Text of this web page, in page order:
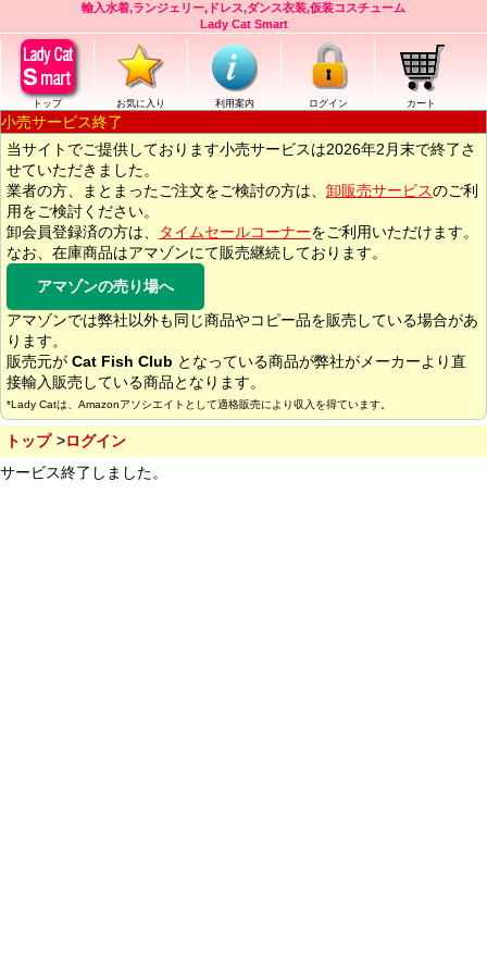
輸入水着,ランジェリー,ドレス,ダンス衣装,仮装コスチューム
Lady Cat Smart
トップ お気に入り 利用案内 ログイン カート
小売サービス終了
当サイトでご提供しております小売サービスは2026年2月末で終了さ
せていただきました。
業者の方、まとまったご注文をご検討の方は、 卸販売サービスのご利
用をご検討ください。
卸会員登録済の方は、
タイムセールコーナーをご利用いただけます。
なお、在庫商品はアマゾンにて販売継続しております。
アマゾンの売り場へ
アマゾンでは弊社以外も同じ商品やコピー品を販売している場合があ
ります。
販売元が Cat Fish Club となっている商品が弊社がメーカーより直
接輸入販売している商品となります。
*Lady Catは、Amazonアソシエイトとして適格販売により収入を得ています。
トップ
ログイン
サービス終了しました。